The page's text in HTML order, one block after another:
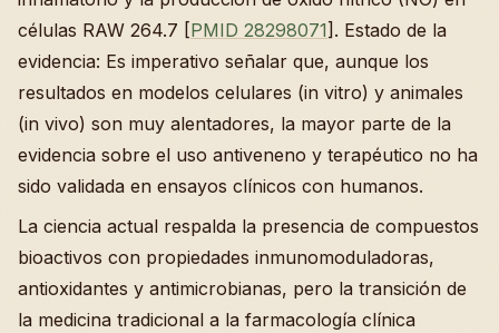
células RAW 264.7 [PMID 28298071]. Estado de la
evidencia: Es imperativo señalar que, aunque los
resultados en modelos celulares (in vitro) y animales
(in vivo) son muy alentadores, la mayor parte de la
evidencia sobre el uso antiveneno y terapéutico no ha
sido validada en ensayos clínicos con humanos.
La ciencia actual respalda la presencia de compuestos
bioactivos con propiedades inmunomoduladoras,
antioxidantes y antimicrobianas, pero la transición de
la medicina tradicional a la farmacología clínica